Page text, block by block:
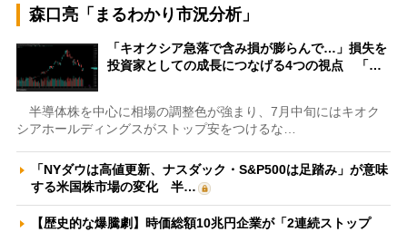
森口亮「まるわかり市況分析」
「キオクシア急落で含み損が膨らんで…」損失を
投資家としての成長につなげる4つの視点 「…
半導体株を中心に相場の調整色が強まり、7月中旬にはキオク
シアホールディングスがストップ安をつけるな…
「NYダウは高値更新、ナスダック・S&P500は足踏み」が意味
する米国株市場の変化 半…
【歴史的な爆騰劇】時価総額10兆円企業が「2連続ストップ